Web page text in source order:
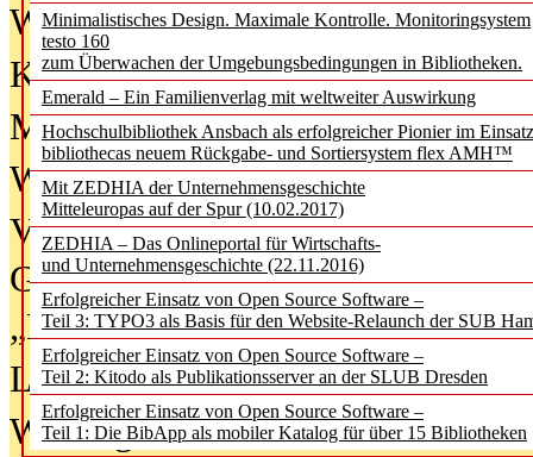
Minimalistisches Design. Maximale Kontrolle. Monitoringsystem
testo 160
zum Überwachen der Umgebungsbedingungen in Bibliotheken.
Emerald – Ein Familienverlag mit weltweiter Auswirkung
Hochschulbibliothek Ansbach als erfolgreicher Pionier im
bibliothecas neuem Rückgabe- und Sortiersystem flex AMH™
Mit ZEDHIA der Unternehmensgeschichte
Mitteleuropas auf der Spur (10.02.2017)
ZEDHIA – Das Onlineportal für Wirtschafts-
und Unternehmensgeschichte (22.11.2016)
Erfolgreicher Einsatz von Open Source Software –
Teil 3: TYPO3 als Basis für den Website-Relaunch der SUB
Erfolgreicher Einsatz von Open Source Software –
Teil 2: Kitodo als Publikationsserver an der SLUB Dresden
Erfolgreicher Einsatz von Open Source Software –
Teil 1: Die BibApp als mobiler Katalog für über 15 Bibliotheken
Was Hochschul­bibliotheken von
Kinder in der digitalen Welt
Metadaten als Infrastruktur
Wenn Bots katalogisieren
Von Abschlusskleidern bis
Geisterjagd-Ausrüstung in der
„Library of Things“ unterwegs
Lesen als Infrastrukturaufgabe
Wie Jugendliche Social Media